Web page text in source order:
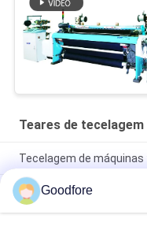
Teares de tecelagem
Tecelagem de
Lojas de reparação de
condução Cartão CIEL
de jacquard
Goodfore